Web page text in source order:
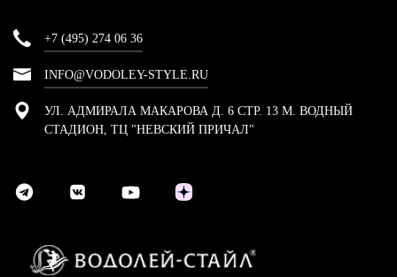
+7 (495) 274 06 36
INFO@VODOLEY-STYLE.RU
УЛ. АДМИРАЛА МАКАРОВА Д. 6 СТР. 13 М. ВОДНЫЙ
СТАДИОН, ТЦ "НЕВСКИЙ ПРИЧАЛ"